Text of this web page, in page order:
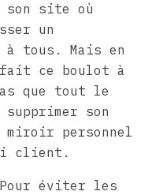
son site où
un
à tous. Mais en
ce boulot à
que tout le
son
personnel
client.
éviter les